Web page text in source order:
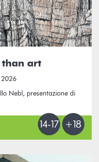
than art
Nebl, presentazione di